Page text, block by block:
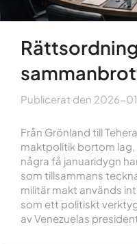
Publicerat den 2026-
Från Grönland till
maktpolitik bortom lag,
några få januaridygn
som tillsammans
militär makt används
som ett politiskt
av Venezuelas